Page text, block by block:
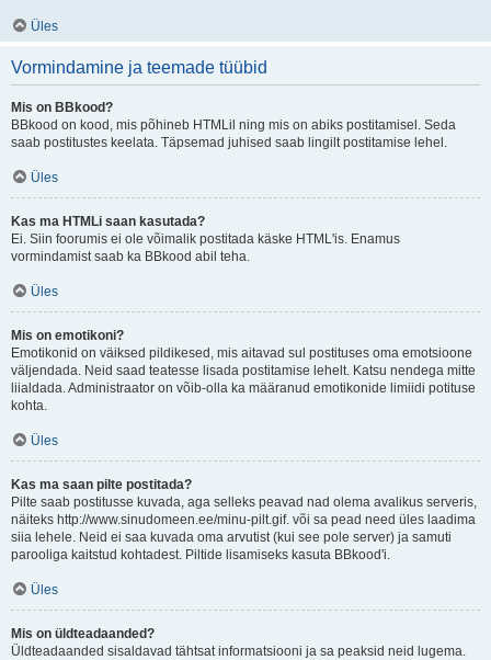
Üles
Vormindamine ja teemade tüübid
Mis on BBkood?
BBkood on kood, mis põhineb HTMLil ning mis on abiks postitamisel. Seda
saab postitustes keelata. Täpsemad juhised saab lingilt postitamise lehel.
Üles
Kas ma HTMLi saan kasutada?
Ei. Siin foorumis ei ole võimalik postitada käske HTML'is. Enamus
vormindamist saab ka BBkood abil teha.
Üles
Mis on emotikoni?
Emotikonid on väiksed pildikesed, mis aitavad sul postituses oma emotsioone
väljendada. Neid saad teatesse lisada postitamise lehelt. Katsu nendega mitte
liialdada. Administraator on võib-olla ka määranud emotikonide limiidi potituse
kohta.
Üles
Kas ma saan pilte postitada?
Pilte saab postitusse kuvada, aga selleks peavad nad olema avalikus serveris,
näiteks http://www.sinudomeen.ee/minu-pilt.gif. või sa pead need üles laadima
siia lehele. Neid ei saa kuvada oma arvutist (kui see pole server) ja samuti
parooliga kaitstud kohtadest. Piltide lisamiseks kasuta BBkood'i.
Üles
Mis on üldteadaanded?
Üldteadaanded sisaldavad tähtsat informatsiooni ja sa peaksid neid lugema.